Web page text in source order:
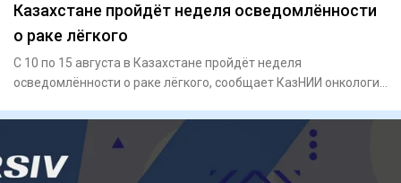
Казахстане пройдёт неделя осведомлённости
о раке лёгкого
С 10 по 15 августа в Казахстане пройдёт неделя
осведомлённости о раке лёгкого, сообщает КазНИИ онкологии